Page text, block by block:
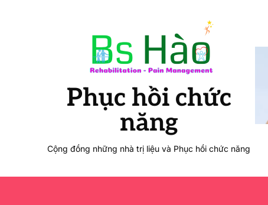
Phục hồi chức
năng
Cộng đồng những nhà trị liệu và Phục hồi chức năng